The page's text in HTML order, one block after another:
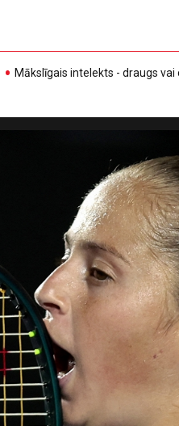
Mākslīgais intelekts - draugs vai